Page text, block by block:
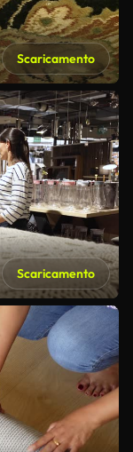
Scaricamento
Scaricamento